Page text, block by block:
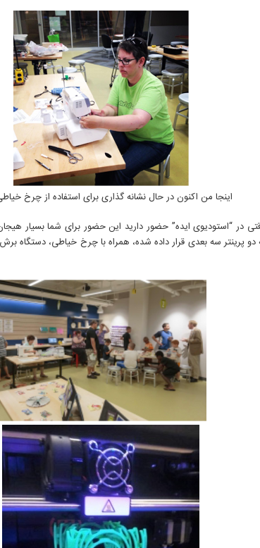
اینجا من اکنون در حال نشانه گذاری برای استفاده از چرخ
در “استودیوی ایده” حضور دارید این حضور برای شما بسیار
سه بعدی قرار داده شده، همراه با چرخ خیاطی، دستگاه